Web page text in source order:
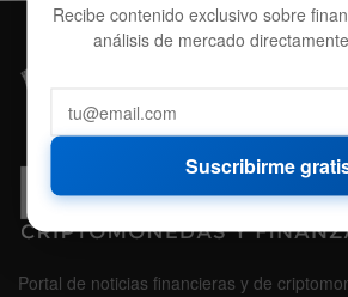
Portal de noticias financieras y de
Recibe contenido exclusivo sobre
análisis de mercado
Suscribirme